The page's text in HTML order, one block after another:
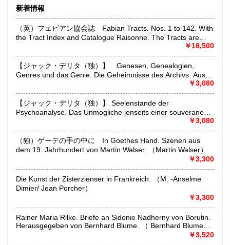
熊本県 600円 大分県 600円
宮崎県 600円 鹿児島県 600円
沖縄県 600円
店舗はありませんが、現在、香林坊東急スクエア２階ヴィン
テージマーケット内で出店しております。開店時間；10:00-
20:00 住所；石川県金沢市香林坊２丁目１−１
https://takahashima.thebase.in/blog/2026/02/04/230224
Specialities;
German and austrian old and rare books, published in
architecture, music, photography, dance, theater, natural
science, travel and decorative arts (books and prints).
沿線名：-
最寄駅：-
営業時間：出張に出ております際にはご対応が遅くなること
があります。小規模の経営体制です。ご理解いただけますよ
うお願いいたします。
定休日：-
買い取りのご相談お待ちしております。
弊店は洋書が専門ですので、特に洋書のご整理をお考えの方
新着情報
（英）フェビアン協会誌 Fabian Tracts. Nos. 1 to 142. With
the Tract Index and Catalogue Raisonne. The Tracts are
bound in oder of Number, Those Missing are out of Print or
1909.. To be Obtained at The Fabian Office, 3 Clement's Inn,
Stand, W. G.5 7 13 14 15 20 23 28 29 32 37 38 40 4142 44
45 48 51 54 62 64 69 70 72 75 78 79 82 83 84 85 86 87 90
91 92 93 94 95 97 98 99 102 104 107 108 109 111 112 113
115 116 118 119 121 122 123 124 126 127 128 129 130
131 132 133 134 135 136 137 138 139 140 141 142
￥16,500
【ジャック・デリタ（独）】 Genesen, Genealogien,
Genres und das Genie. Die Geheimnisse des Archivs. Aus
dem Franzosischen von Markus Sedlaczek. Herausgegeben
￥3,080
【ジャック・デリタ（独）】 Seelenstande der
Psychoanalyse. Das Unmogliche jenseits einer souveranen
Sorbonne in Paris. Aus dem Franzosischen von Hans- Dieter
Gondek. （Jacques Derrida）
￥3,080
（独）ゲーテの手の中に In Goethes Hand. Szenen aus
dem 19. Jahrhundert von Martin Walser. （Martin Walser）
￥3,300
Die Kunst der Zisterzienser in Frankreich. （M. -Anselme
Dimier/ Jean Porcher）
￥3,300
Rainer Maria Rilke. Briefe an Sidonie Nadherny von Borutin.
Herausgegeben von Bernhard Blume. （ Bernhard Blume
￥3,520